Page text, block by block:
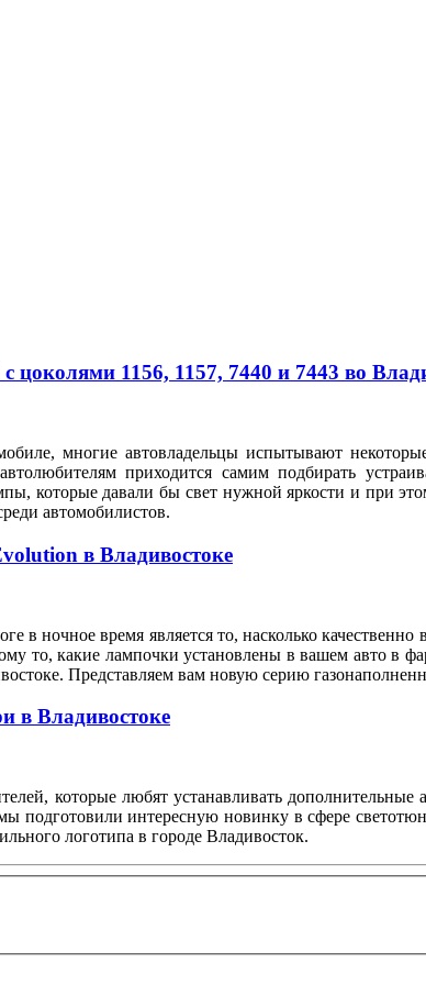
1156, 1157, 7440 и 7443 во
многие автовладельцы испытывают
приходится самим подбирать
которые давали бы свет нужной яркости и при
автомобилистов.
в Владивостоке
ночное время является то, насколько
то, какие лампочки установлены в вашем авто в
Представляем вам новую серию
в Владивостоке
которые любят устанавливать
подготовили интересную новинку в сфере
логотипа в городе Владивосток.